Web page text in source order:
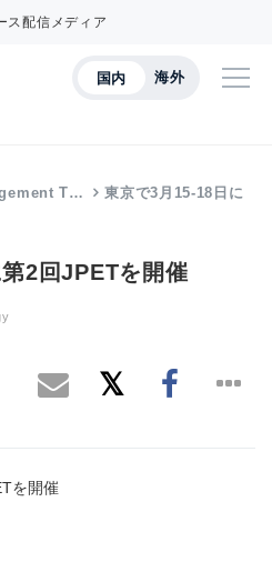
ス配信メディア
国内 海外
T… 東京で3月15-18日に
2回JPETを開催
を開催